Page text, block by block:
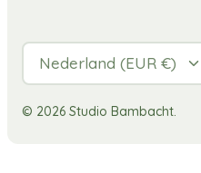
Valuta
Nederland (EUR €)
© 2026 Studio Bambacht.